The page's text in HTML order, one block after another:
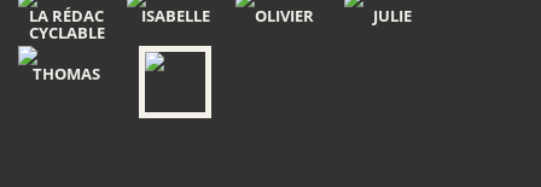
LA RÉDAC
CYCLABLE
ISABELLE OLIVIER JULIE
THOMAS